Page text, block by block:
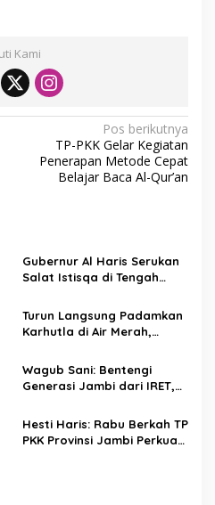
Kami
Pos berikutnya
TP-PKK Gelar Kegiatan
Penerapan Metode Cepat
Belajar Baca Al-Qur’an
Gubernur Al Haris Serukan
Salat Istisqa di Tengah
Allah Turunkan Hujan di
Bumi Jambi”
Turun Langsung Padamkan
Karhutla di Air Merah,
Sudah 3 Hari, Gambut Sulit
Dipadamkan
Wagub Sani: Bentengi
Generasi Jambi dari IRET,
Dimulai dari Sekolah
Hesti Haris: Rabu Berkah TP
PKK Provinsi Jambi Perkuat